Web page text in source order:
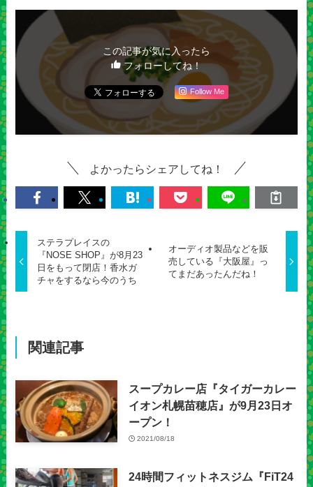
この記事が気に入ったら
フォローしてね！
Follow Me
よかったらシェアしてね！
ステラプレイスの
『NOSE SHOP』が8月23
日をもって閉店！香水ガ
チャをするなら今のうち
オーディオ製品などを販
売している『大阪屋』っ
てまだあったんだね！
関連記事
スープカレー店『タイガーカレー
イオン札幌苗穂店』が9月23日オ
ープン！
2021/08/18
24時間フィットネスジム『FiT24